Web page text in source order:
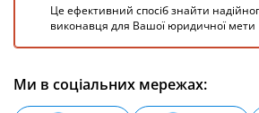
Це ефективний спосіб знайти
виконавця для Вашої юридичної мети
Ми в соціальних мережах: